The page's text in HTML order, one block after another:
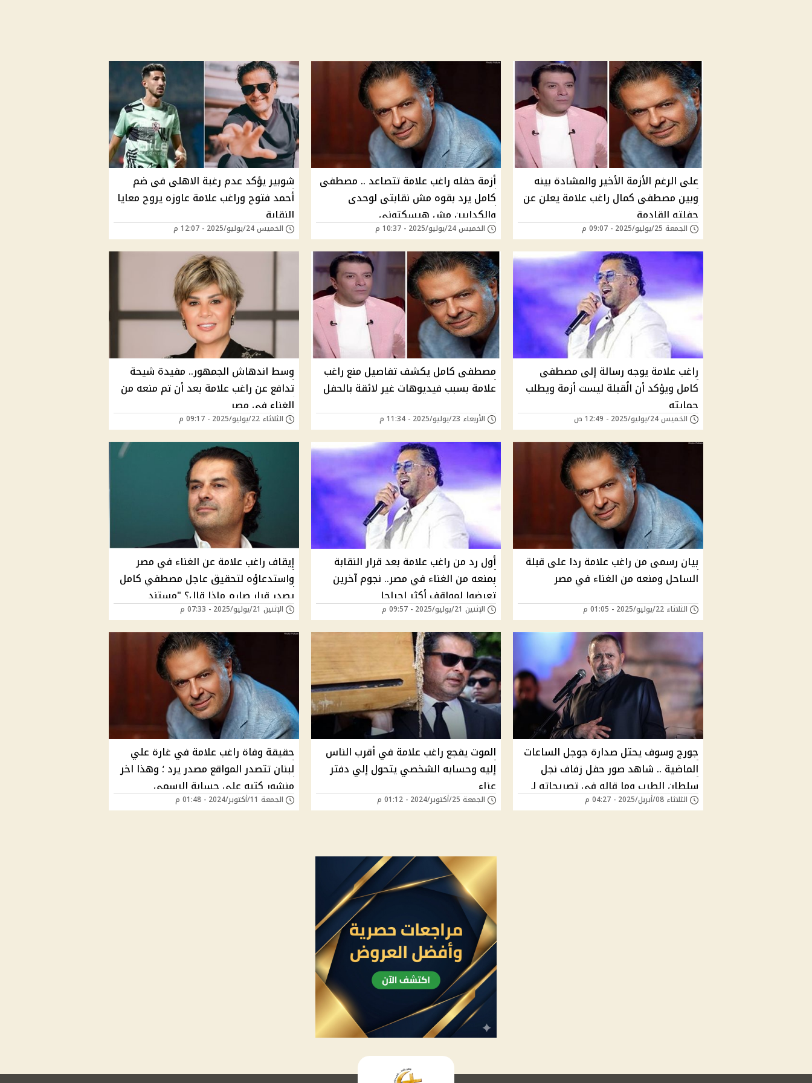
على الرغم الأزمة الأخير والمشادة بينه
وبين مصطفى كمال راغب علامة يعلن عن
حفلته القادمة
الجمعة 25/يوليو/2025 - 09:07 م
أزمة حفله راغب علامة تتصاعد .. مصطفى
كامل يرد بقوه مش نقابتى لوحدى
والكدابين مش هيسكتونى
الخميس 24/يوليو/2025 - 10:37 م
شوبير يؤكد عدم رغبة الاهلى فى ضم
أحمد فتوح وراغب علامة عاوزه يروح معايا
النقابة
الخميس 24/يوليو/2025 - 12:07 م
راغب علامة يوجه رسالة إلى مصطفى
كامل ويؤكد أن الُقبلة ليست أزمة ويطلب
حمايته
الخميس 24/يوليو/2025 - 12:49 ص
مصطفى كامل يكشف تفاصيل منع راغب
علامة بسبب فيديوهات غير لائقة بالحفل
الأربعاء 23/يوليو/2025 - 11:34 م
وسط اندهاش الجمهور.. مفيدة شيحة
تدافع عن راغب علامة بعد أن تم منعه من
الغناء في مصر
الثلاثاء 22/يوليو/2025 - 09:17 م
بيان رسمى من راغب علامة ردا على قبلة
الساحل ومنعه من الغناء في مصر
الثلاثاء 22/يوليو/2025 - 01:05 م
أول رد من راغب علامة بعد قرار النقابة
بمنعه من الغناء في مصر.. نجوم آخرين
تعرضوا لمواقف أكثر إحراجا
الإثنين 21/يوليو/2025 - 09:57 م
إيقاف راغب علامة عن الغناء في مصر
واستدعاؤه لتحقيق عاجل مصطفي كامل
يصدر قرار صارم ماذا قال؟ "مستند
رسمي"
الإثنين 21/يوليو/2025 - 07:33 م
جورج وسوف يحتل صدارة جوجل الساعات
الماضية .. شاهد صور حفل زفاف نجل
سلطان الطرب وما قاله في تصريحاته لـ
عمرو أديب احزن الجمهور ماذا قال؟
الثلاثاء 08/أبريل/2025 - 04:27 م
الموت يفجع راغب علامة في أقرب الناس
إليه وحسابه الشخصي يتحول إلي دفتر
عزاء
الجمعة 25/أكتوبر/2024 - 01:12 م
حقيقة وفاة راغب علامة في غارة علي
لبنان تتصدر المواقع مصدر يرد ؛ وهذا اخر
منشور كتبه علي حسابة الرسمي
الجمعة 11/أكتوبر/2024 - 01:48 م